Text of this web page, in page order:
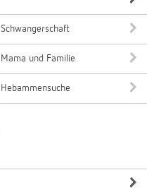
Schwangerschaft
Mama und Familie
Hebammensuche